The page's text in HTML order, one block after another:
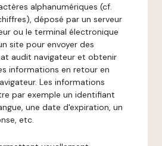
alphanumériques (cf.
déposé par un serveur
ou le terminal électronique
site pour envoyer des
audit navigateur et obtenir
informations en retour en
Les informations
par exemple un identifiant
une date d'expiration, un
etc.